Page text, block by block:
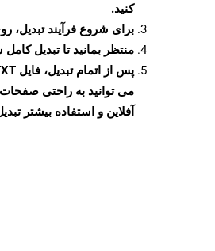
کنید.
برای شروع فرآیند تبدیل،
منتظر بمانید تا تبدیل
آفلاین و استفاده بیشتر